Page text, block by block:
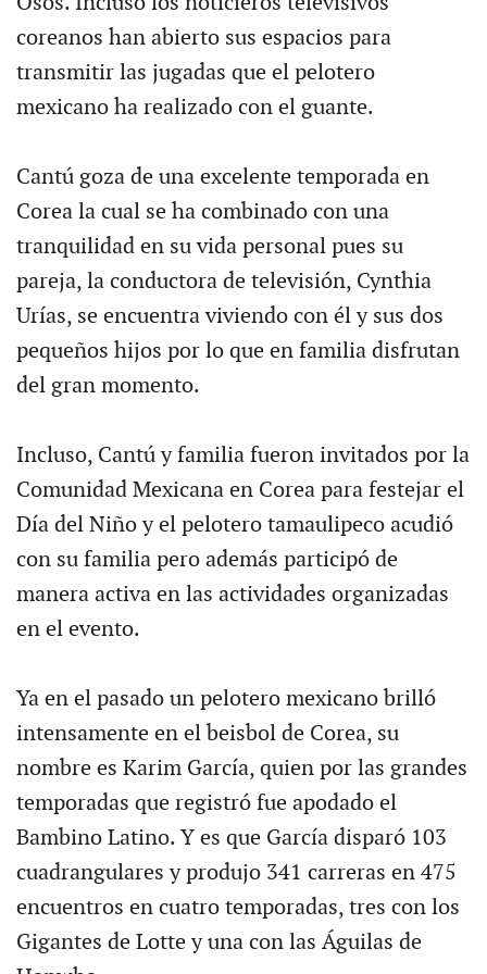
coreanos han abierto sus espacios para
transmitir las jugadas que el pelotero
mexicano ha realizado con el guante.
Cantú goza de una excelente temporada en
Corea la cual se ha combinado con una
tranquilidad en su vida personal pues su
pareja, la conductora de televisión, Cynthia
Urías, se encuentra viviendo con él y sus dos
pequeños hijos por lo que en familia disfrutan
del gran momento.
Incluso, Cantú y familia fueron invitados por la
Comunidad Mexicana en Corea para festejar el
Día del Niño y el pelotero tamaulipeco acudió
con su familia pero además participó de
manera activa en las actividades organizadas
en el evento.
Ya en el pasado un pelotero mexicano brilló
intensamente en el beisbol de Corea, su
nombre es Karim García, quien por las grandes
temporadas que registró fue apodado el
Bambino Latino. Y es que García disparó 103
cuadrangulares y produjo 341 carreras en 475
encuentros en cuatro temporadas, tres con los
Gigantes de Lotte y una con las Águilas de